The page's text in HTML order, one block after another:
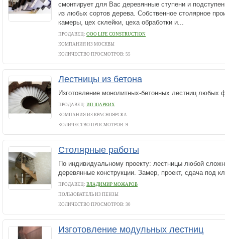
смонтирует для Вас деревянные ступени и
из любых сортов дерева. Собственное столярное
камеры, цех склейки, цеха обработки и...
ПРОДАВЕЦ: ООО LIFE CONSTRUCTION
КОМПАНИЯ ИЗ МОСКВЫ
КОЛИЧЕСТВО ПРОСМОТРОВ: 55
Лестницы из бетона
Изготовление монолитных-бетонных лестниц любых
ПРОДАВЕЦ: ИП ШАРКИХ
КОМПАНИЯ ИЗ КРАСНОЯРСКА
КОЛИЧЕСТВО ПРОСМОТРОВ: 9
Столярные работы
По индивидуальному проекту: лестницы любой
деревянные конструкции. Замер, проект, сдача под
ПРОДАВЕЦ: ВЛАДИМИР МОЖАРОВ
ПОЛЬЗОВАТЕЛЬ ИЗ ПЕНЗЫ
КОЛИЧЕСТВО ПРОСМОТРОВ: 30
Изготовление модульных лестниц